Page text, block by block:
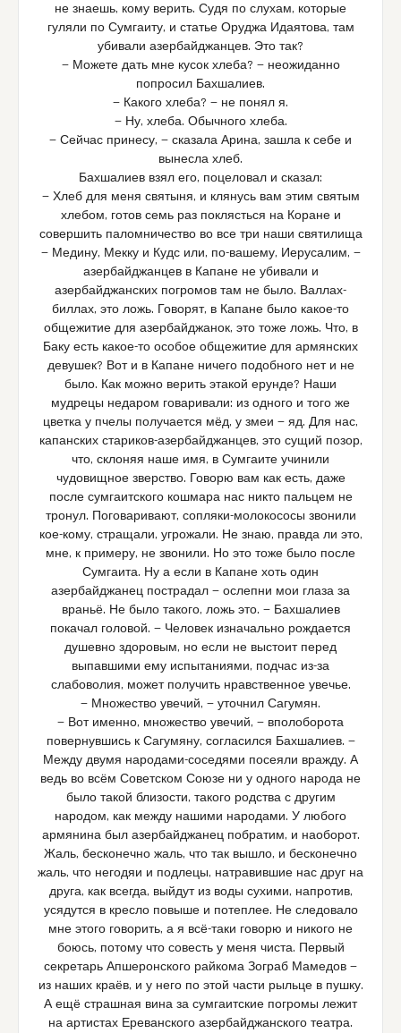
не знаешь, кому верить. Судя по слухам, которые
гуляли по Сумгаиту, и статье Оруджа Идаятова, там
убивали азербайджанцев. Это так?
— Можете дать мне кусок хлеба? — неожиданно
попросил Бахшалиев.
— Какого хлеба? — не понял я.
— Ну, хлеба. Обычного хлеба.
— Сейчас принесу, — сказала Арина, зашла к себе и
вынесла хлеб.
Бахшалиев взял его, поцеловал и сказал:
— Хлеб для меня святыня, и клянусь вам этим святым
хлебом, готов семь раз поклясться на Коране и
совершить паломничество во все три наши святилища
— Медину, Мекку и Кудс или, по-вашему, Иерусалим, —
азербайджанцев в Капане не убивали и
азербайджанских погромов там не было. Валлах-
биллах, это ложь. Говорят, в Капане было какое-то
общежитие для азербайджанок, это тоже ложь. Что, в
Баку есть какое-то особое общежитие для армянских
девушек? Вот и в Капане ничего подобного нет и не
было. Как можно верить этакой ерунде? Наши
мудрецы недаром говаривали: из одного и того же
цветка у пчелы получается мёд, у змеи — яд. Для нас,
капанских стариков-азербайджанцев, это сущий позор,
что, склоняя наше имя, в Сумгаите учинили
чудовищное зверство. Говорю вам как есть, даже
после сумгаитского кошмара нас никто пальцем не
тронул. Поговаривают, сопляки-молокососы звонили
кое-кому, стращали, угрожали. Не знаю, правда ли это,
мне, к примеру, не звонили. Но это тоже было после
Сумгаита. Ну а если в Капане хоть один
азербайджанец пострадал — ослепни мои глаза за
враньё. Не было такого, ложь это. — Бахшалиев
покачал головой. — Человек изначально рождается
душевно здоровым, но если не выстоит перед
выпавшими ему испытаниями, подчас из-за
слабоволия, может получить нравственное увечье.
— Множество увечий, — уточнил Сагумян.
— Вот именно, множество увечий, — вполоборота
повернувшись к Сагумяну, согласился Бахшалиев. —
Между двумя народами-соседями посеяли вражду. А
ведь во всём Советском Союзе ни у одного народа не
было такой близости, такого родства с другим
народом, как между нашими народами. У любого
армянина был азербайджанец побратим, и наоборот.
Жаль, бесконечно жаль, что так вышло, и бесконечно
жаль, что негодяи и подлецы, натравившие нас друг на
друга, как всегда, выйдут из воды сухими, напротив,
усядутся в кресло повыше и потеплее. Не следовало
мне этого говорить, а я всё-таки говорю и никого не
боюсь, потому что совесть у меня чиста. Первый
секретарь Апшеронского райкома Зограб Мамедов —
из наших краёв, и у него по этой части рыльце в пушку.
А ещё страшная вина за сумгаитские погромы лежит
на артистах Ереванского азербайджанского театра.